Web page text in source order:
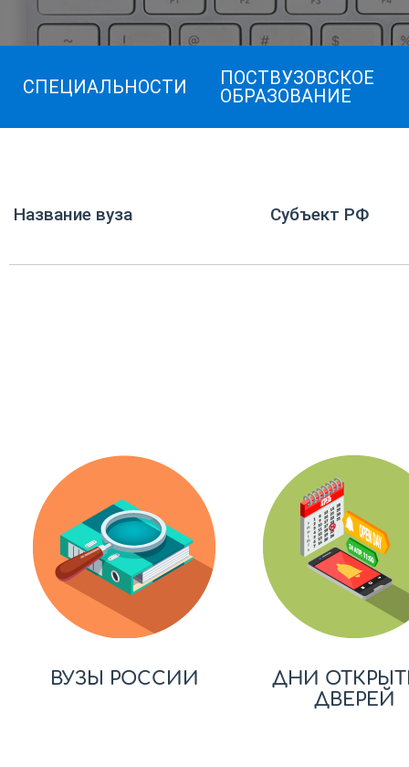
СПЕЦИАЛЬНОСТИ
ПОСТВУЗОВСКОЕ
ОБРАЗОВАНИЕ
Название вуза Субъект РФ
ВУЗЫ РОССИИ
ДНИ
ДВЕРЕЙ